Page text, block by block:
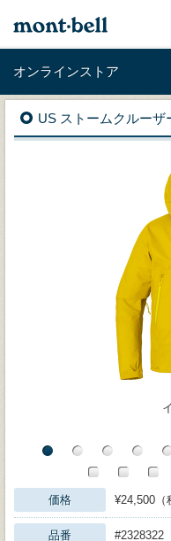
オンラインストア
US ストームクルーザ
価格 ¥24,500（
品番 #2328322